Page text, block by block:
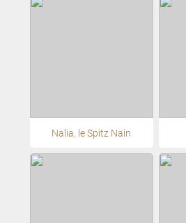
Nalia, le Spitz Nain